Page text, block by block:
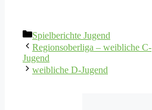
Kategorien
Spielberichte Jugend
Regionsoberliga – weibliche C-
Jugend
weibliche D-Jugend